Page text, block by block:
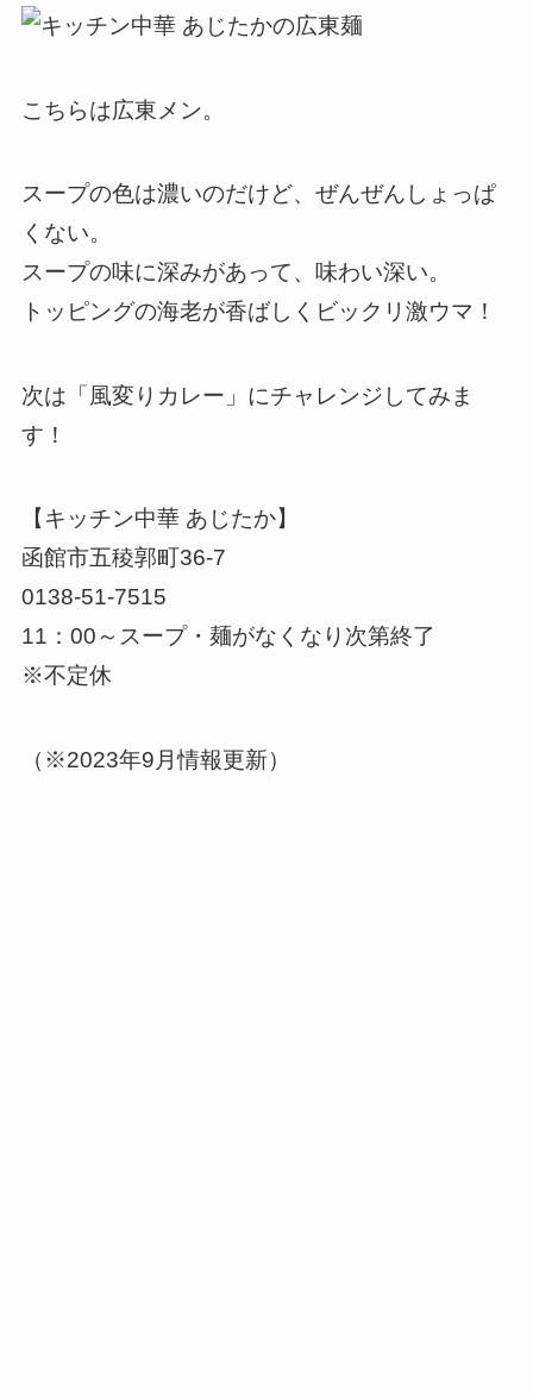
こちらは広東メン。
スープの色は濃いのだけど、ぜんぜんしょっぱ
くない。
スープの味に深みがあって、味わい深い。
トッピングの海老が香ばしくビックリ激ウマ！
次は「風変りカレー」にチャレンジしてみま
す！
【キッチン中華 あじたか】
函館市五稜郭町36-7
0138-51-7515
11：00～スープ・麺がなくなり次第終了
※不定休
（※2023年9月情報更新）